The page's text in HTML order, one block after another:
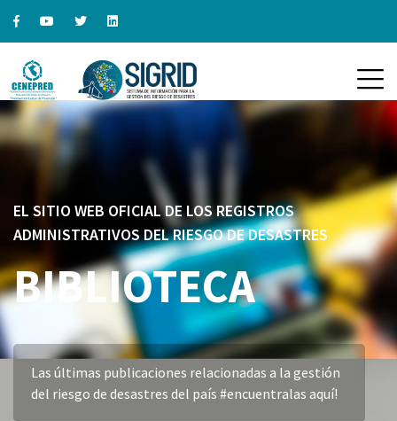
EL SITIO WEB OFICIAL DE LOS REGISTROS
ADMINISTRATIVOS DEL RIESGO DE DESASTRES
BIBLIOTECA
Las últimas publicaciones relacionadas a la gestión
del riesgo de desastres del país #encuentralas aquí!